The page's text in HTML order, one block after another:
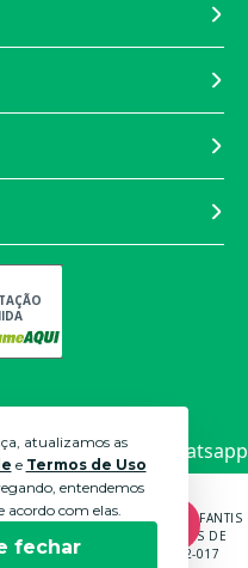
atualizamos as
e Termos de Uso
entendemos
acordo com elas.
fechar
DE MÓVEIS E ROUPAS INFANTIS
RUA ANTÔNIO CARLOS DE
- SP - CEP: 18052-017